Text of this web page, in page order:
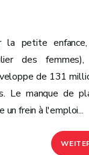
la petite
des
de 131
Le manque de
frein à l'emploi...